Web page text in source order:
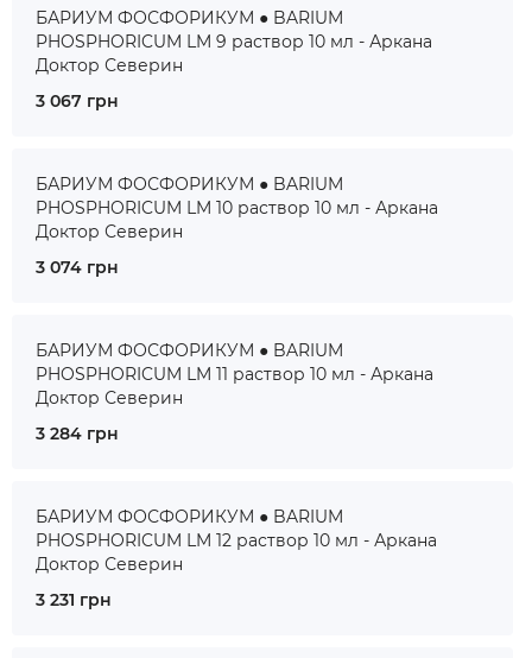
БАРИУМ ФОСФОРИКУМ ● BARIUM
PHOSPHORICUM LM 9 раствор 10 мл - Аркана
Доктор Северин
3 067 грн
БАРИУМ ФОСФОРИКУМ ● BARIUM
PHOSPHORICUM LM 10 раствор 10 мл - Аркана
Доктор Северин
3 074 грн
БАРИУМ ФОСФОРИКУМ ● BARIUM
PHOSPHORICUM LM 11 раствор 10 мл - Аркана
Доктор Северин
3 284 грн
БАРИУМ ФОСФОРИКУМ ● BARIUM
PHOSPHORICUM LM 12 раствор 10 мл - Аркана
Доктор Северин
3 231 грн